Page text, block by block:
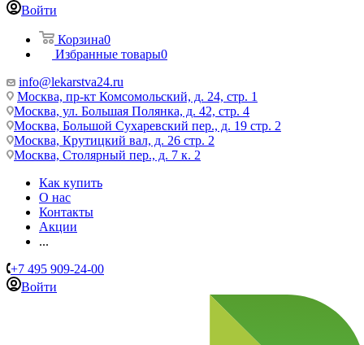
Войти
Корзина0
Избранные товары0
info@lekarstva24.ru
Москва, пр-кт Комсомольский, д. 24, стр. 1
Москва, ул. Большая Полянка, д. 42, стр. 4
Москва, Большой Сухаревский пер., д. 19 стр. 2
Москва, Крутицкий вал, д. 26 стр. 2
Москва, Столярный пер., д. 7 к. 2
Как купить
О нас
Контакты
Акции
...
+7 495 909-24-00
Войти